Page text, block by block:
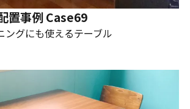
置事例 Case69
ングにも使えるテーブル